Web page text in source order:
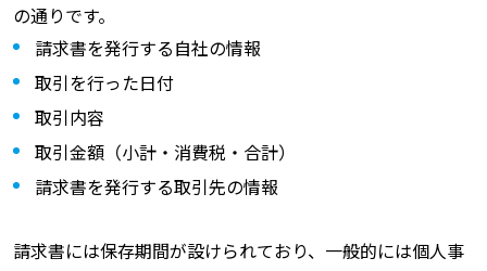
の通りです。
請求書を発行する自社の情報
取引を行った日付
取引内容
取引金額（小計・消費税・合計）
請求書を発行する取引先の情報
請求書には保存期間が設けられており、一般的には個人事